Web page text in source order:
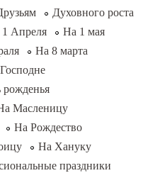
Духовного роста
Апреля
На 1 мая
На 8 марта
Масленицу
На Рождество
На Хануку
праздники